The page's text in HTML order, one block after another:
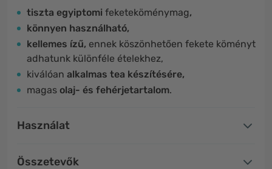
tiszta egyiptomi feketeköménymag,
könnyen használható,
kellemes ízű, ennek köszönhetően fekete köményt
adhatunk különféle ételekhez,
kiválóan alkalmas tea készítésére,
magas olaj- és fehérjetartalom.
Használat
Összetevők